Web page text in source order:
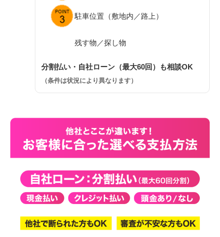
駐車位置（敷地内／路上）
残す物／探し物
分割払い・自社ローン（最大60回）も相談OK
（条件は状況により異なります）